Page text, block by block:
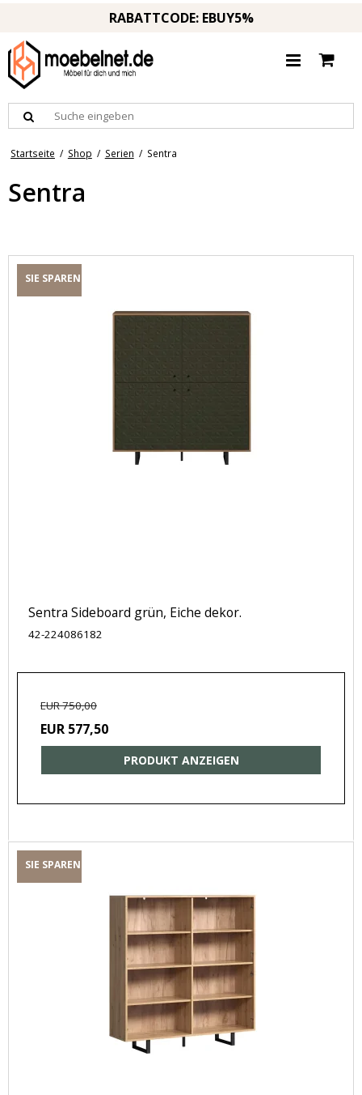
RABATTCODE: EBUY5%
Startseite / Shop / Serien / Sentra
Sentra
SIE SPAREN
Sentra Sideboard grün, Eiche dekor.
42-224086182
EUR 750,00
EUR 577,50
PRODUKT ANZEIGEN
SIE SPAREN